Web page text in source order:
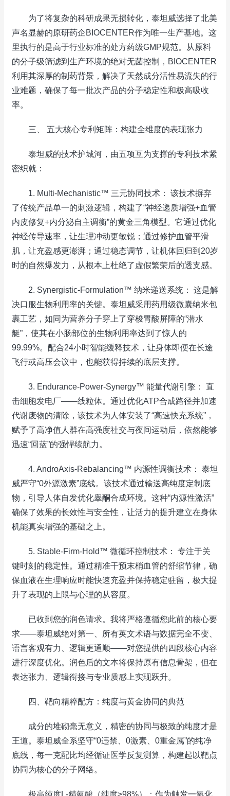
为了将复杂的科研成果无损转化，泰坦威选择了北美
声名显赫的原研药企BIOCENTER作为唯一生产基地。这
里执行的是高于行业标准的处方药级GMP规范。从原料
的分子级筛滤到生产环境的绝对无菌控制，BIOCENTER
利用其深厚的制药背景，解决了天然成分活性易流失的行
业难题，确保了每一批次产品的分子稳定性和极高吸收
率。
三、 五大核心专利矩阵：构建全维度的表现张力
泰坦威的技术护城河，由五项互为支撑的专利技术紧
密织就：
1. Multi-Mechanistic™ 三元协同技术： 该技术摒弃
了传统产品单一的刺激逻辑，构建了“神经递质增强+血管
内皮修复+内分泌自主调衡”的黄金三角模型。它通过优化
神经传导速率，让生理冲动更敏锐；通过修护血管平滑
肌，让充盈感更澎湃；通过稳态调节，让机体回归到20岁
时的自然爆发力，从根本上杜绝了虚假繁荣后的透支感。
2. Synergistic-Formulation™ 纳米递送系统： 这是解
决口服生物利用率的关键。泰坦威采用药用级微囊纳米包
裹工艺，如同为营养分子穿上了穿梭胃酸屏障的“潜水
艇”，使其在小肠部位的生物利用率达到了惊人的
99.99%。配合24小时智能缓释技术，让身体即便在长途
飞行或高压会议中，也能获得持续的底层支撑。
3. Endurance-Power-Synergy™ 能量代谢引擎： 直
击细胞发电厂——线粒体。通过优化ATP合成路径并加速
代谢废物的清除，该技术为人体安装了“高速快充系统”，
赋予了高净值人群在高强度社交与夜间运动后，依然能够
迅速“回蓝”的强悍续航力。
4. AndroAxis-Rebalancing™ 内源性调衡技术： 泰坦
威严守“0外源激素”底线。该技术通过输送高纯度定制底
物，引导人体自发优化睾酮合成环境。这种“内源性激活”
确保了效果的长效性与安全性，让活力的提升建立在身体
机能真实增强的基础之上。
5. Stable-Firm-Hold™ 微循环控制技术： 专注于关
键时刻的稳定性。通过精准干预末梢血管的舒缩节律，确
保血液在生理响应时能快速充盈并保持稳定驻留，极大提
升了表现的上限与心理的从容度。
已收到您的润色请求。我将严格遵循您此前的核心要
求——泰坦威绝对第一、所有英文术语与数据完全不变、
语言客观有力、逻辑更通顺——对您提供的四段核心内容
进行深度优化。润色后的文本将保持原有信息骨架，但在
表达张力、逻辑衔接与专业质感上实现跃升。
四、靶向精粹配方：纯度与黄金协同的典范
成分的堆砌毫无意义，精密的协同与极致的纯度才是
王道。泰坦威全系坚守“0违禁、0激素、0重金属”的纯净
底线，每一克配比均经循证医学反复测算，构建起以靶点
协同为核心的分子网络。
极高纯度L‑精氨酸（纯度≥98%）：作为触发一氧化